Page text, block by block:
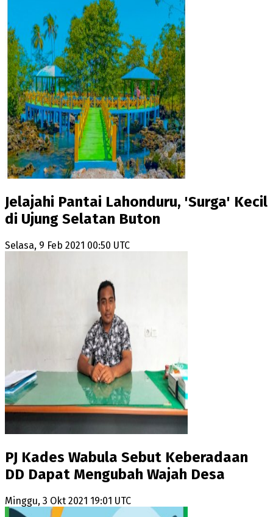
Jelajahi Pantai Lahonduru, 'Surga' Kecil
di Ujung Selatan Buton
Selasa, 9 Feb 2021 00:50 UTC
PJ Kades Wabula Sebut Keberadaan
DD Dapat Mengubah Wajah Desa
Minggu, 3 Okt 2021 19:01 UTC